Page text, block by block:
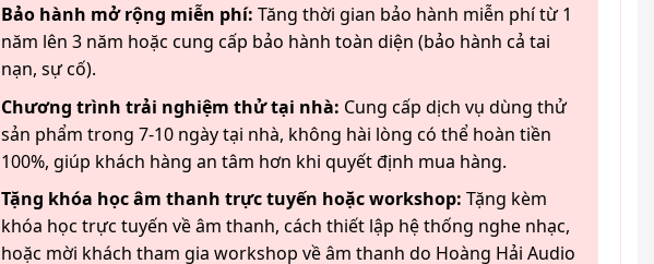
Bảo hành mở rộng miễn phí: Tăng thời gian bảo hành miễn phí từ 1
năm lên 3 năm hoặc cung cấp bảo hành toàn diện (bảo hành cả tai
nạn, sự cố).
Chương trình trải nghiệm thử tại nhà: Cung cấp dịch vụ dùng thử
sản phẩm trong 7-10 ngày tại nhà, không hài lòng có thể hoàn tiền
100%, giúp khách hàng an tâm hơn khi quyết định mua hàng.
Tặng khóa học âm thanh trực tuyến hoặc workshop: Tặng kèm
khóa học trực tuyến về âm thanh, cách thiết lập hệ thống nghe nhạc,
hoặc mời khách tham gia workshop về âm thanh do Hoàng Hải Audio